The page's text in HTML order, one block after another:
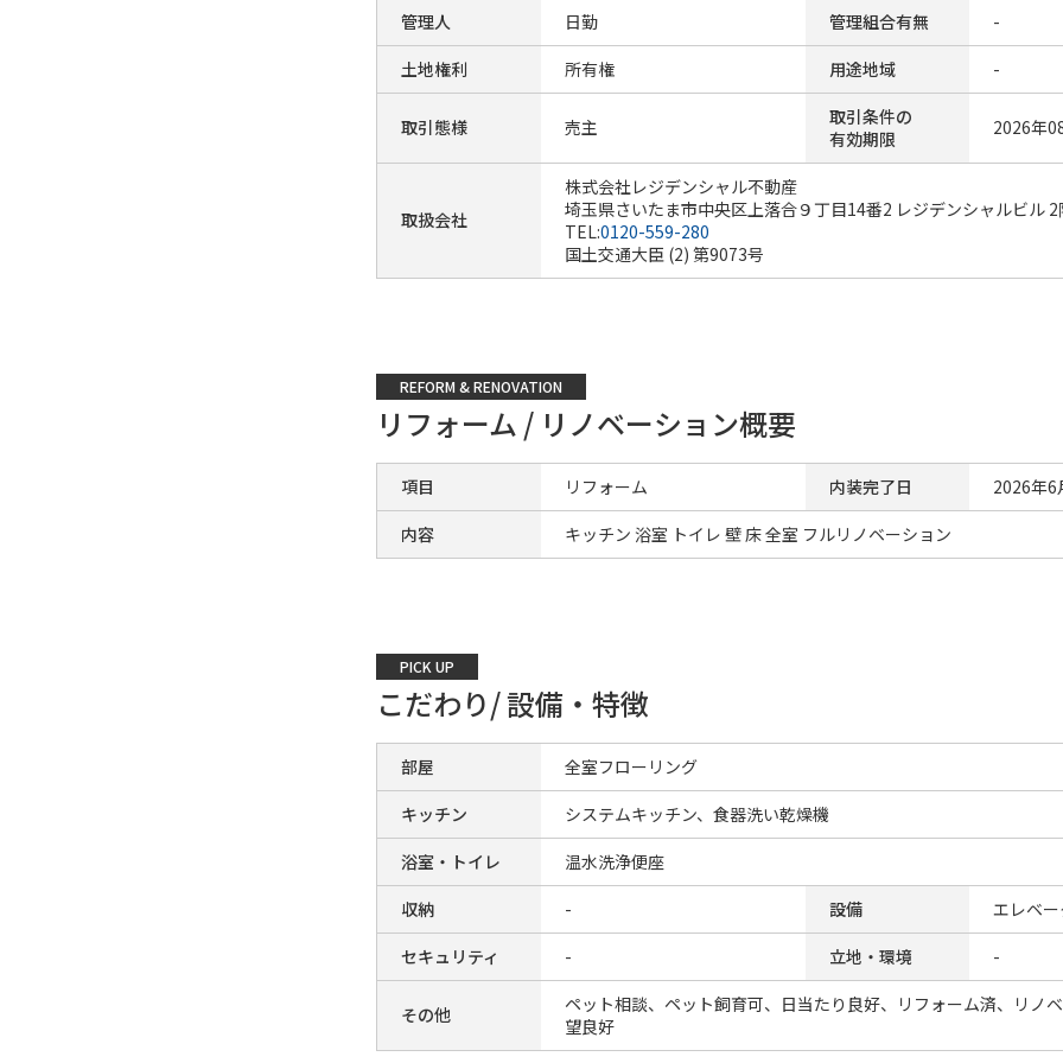
管理人
日勤 管理組合有無
-
土地権利
所有権 用途地域 -
取引態様 売主
取引条件の
有効期限
2026年
取扱会社
株式会社レジデンシャル不動産
埼玉県さいたま市中央区上落合９丁目14番2 レジデンシャルビル 2
TEL:0120-559-280
国土交通大臣 (2) 第9073号
REFORM & RENOVATION
リフォーム / リノベーション概要
項目 リフォーム 内装完了日
2026年6
内容
キッチン 浴室 トイレ 壁 床 全室 フルリノベーション
PICK UP
こだわり/ 設備・特徴
部屋
全室フローリング
キッチン
システムキッチン、食器洗い乾燥機
浴室・トイレ
温水洗浄便座
収納
- 設備
エレベ
セキュリティ
- 立地・環境 -
その他
ペット相談、ペット飼育可、日当たり良好、リフォーム済、リノ
望良好